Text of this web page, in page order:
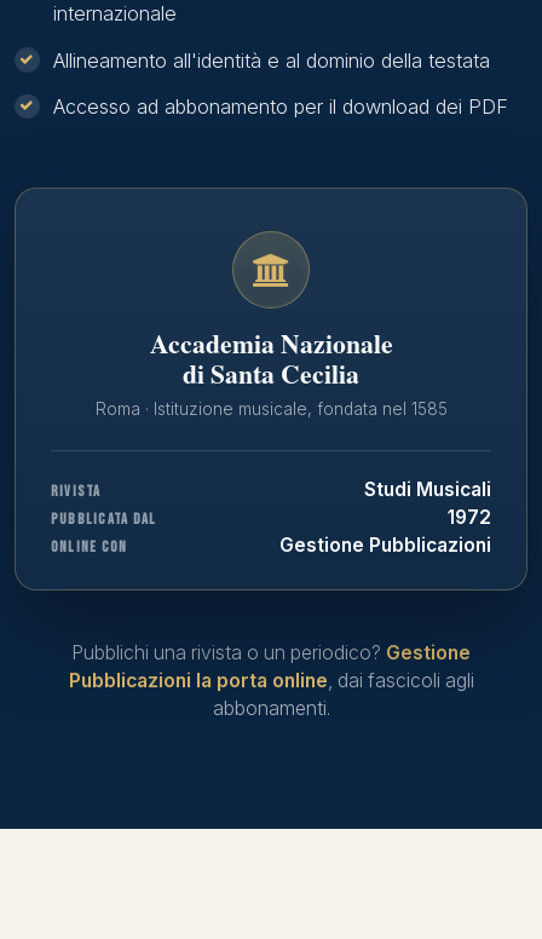
internazionale
Allineamento all'identità e al dominio della testata
Accesso ad abbonamento per il download dei PDF
Accademia Nazionale
di Santa Cecilia
Roma · Istituzione musicale, fondata nel 1585
RIVISTA Studi Musicali
PUBBLICATA DAL 1972
ONLINE CON Gestione Pubblicazioni
Pubblichi una rivista o un periodico? Gestione
Pubblicazioni la porta online, dai fascicoli agli
abbonamenti.